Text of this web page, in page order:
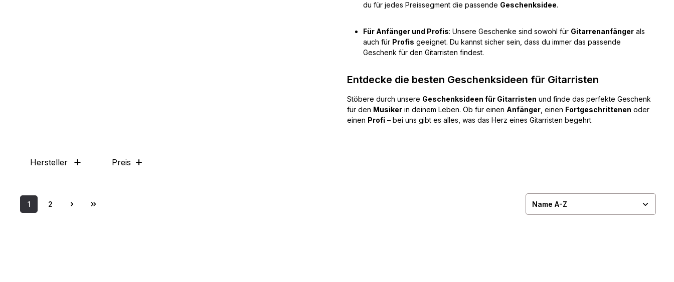
du für jedes Preissegment die passende Geschenksidee.
Für Anfänger und Profis: Unsere Geschenke sind sowohl für Gitarrenanfänger als
auch für Profis geeignet. Du kannst sicher sein, dass du immer das passende
Geschenk für den Gitarristen findest.
Entdecke die besten Geschenksideen für Gitarristen
Stöbere durch unsere Geschenksideen für Gitarristen und finde das perfekte Geschenk
für den Musiker in deinem Leben. Ob für einen Anfänger , einen Fortgeschrittenen oder
einen Profi – bei uns gibt es alles, was das Herz eines Gitarristen begehrt.
Hersteller Preis
Seite
1
Seite
2